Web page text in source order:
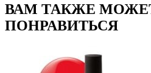
ВАМ ТАКЖЕ
ПОНРАВИТЬСЯ